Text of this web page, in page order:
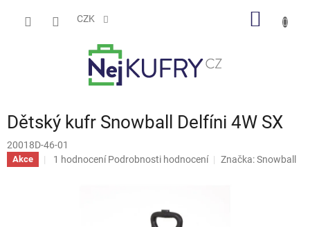
CZK
Dětský kufr Snowball Delfíni 4W SX
20018D-46-01
Akce
Průměrné
1 hodnocení Podrobnosti hodnocení Značka:Snowball